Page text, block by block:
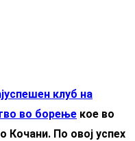
клуб на
во борење кое во
Кочани. По овој успех